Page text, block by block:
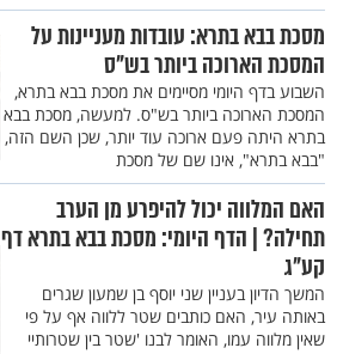
מסכת בבא בתרא: עובדות מעניינות על
המסכת הארוכה ביותר בש"ס
השבוע בדף היומי מסיימים את מסכת בבא בתרא,
המסכת הארוכה ביותר בש"ס. למעשה, מסכת בבא
בתרא היתה פעם ארוכה עוד יותר, שכן השם הזה,
"בבא בתרא", אינו שם של מסכת
האם המלווה יכול להיפרע מן הערב
תחילה? | הדף היומי: מסכת בבא בתרא דף
קע"ג
המשך הדיון בעניין שני יוסף בן שמעון שגרים
באותה עיר, האם כותבים שטר ללווה אף על פי
שאין מלווה עמו, האומר לבנו 'שטר בין שטרותיי